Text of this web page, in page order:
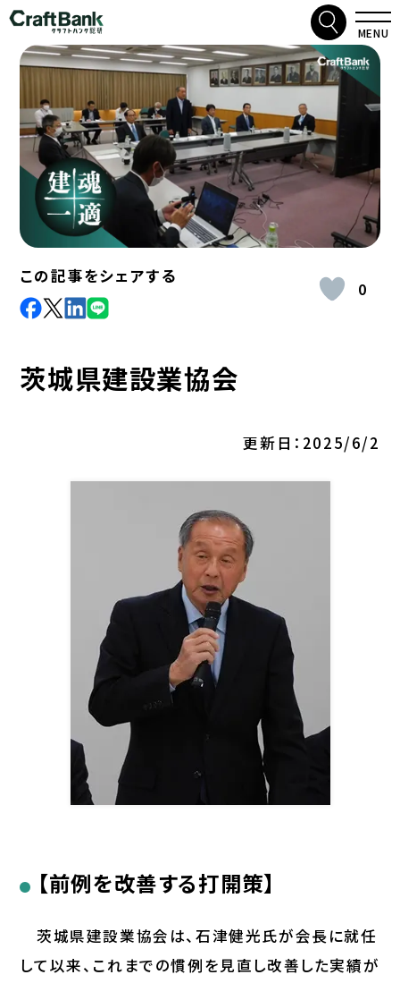
MENU
検索
この記事をシェアする
facebook
X LinkdIn
0
茨城県建設業協会
更新日：2025/6/2
【前例を改善する打開策】
茨城県建設業協会は、石津健光氏が会長に就任
して以来、これまでの慣例を見直し改善した実績が